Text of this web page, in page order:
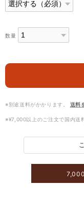
数量
※別途送料がかかります。 送料
※¥7,000以上のご注文で国内送